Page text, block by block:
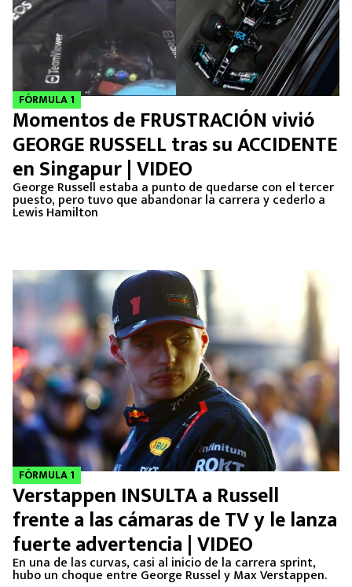
FÓRMULA 1
Momentos de FRUSTRACIÓN vivió
GEORGE RUSSELL tras su ACCIDENTE
en Singapur | VIDEO
George Russell estaba a punto de quedarse con el tercer
puesto, pero tuvo que abandonar la carrera y cederlo a
Lewis Hamilton
FÓRMULA 1
Verstappen INSULTA a Russell
frente a las cámaras de TV y le lanza
fuerte advertencia | VIDEO
En una de las curvas, casi al inicio de la carrera sprint,
hubo un choque entre George Russel y Max Verstappen.